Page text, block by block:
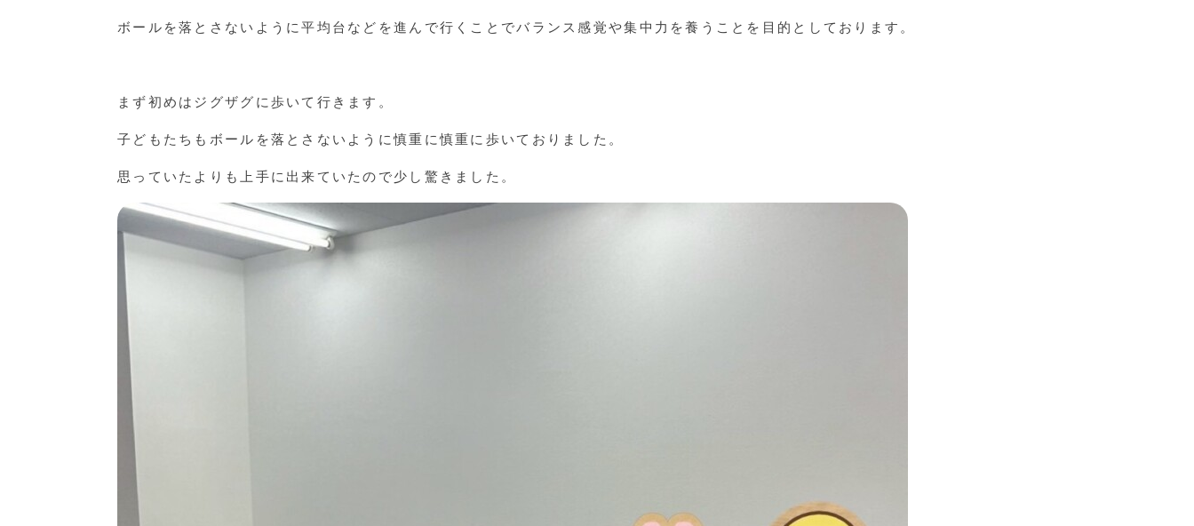
ボールを落とさないように平均台などを進んで行くことでバランス感覚や集中力を養うことを目的としております。
まず初めはジグザグに歩いて行きます。
子どもたちもボールを落とさないように慎重に慎重に歩いておりました。
思っていたよりも上手に出来ていたので少し驚きました。